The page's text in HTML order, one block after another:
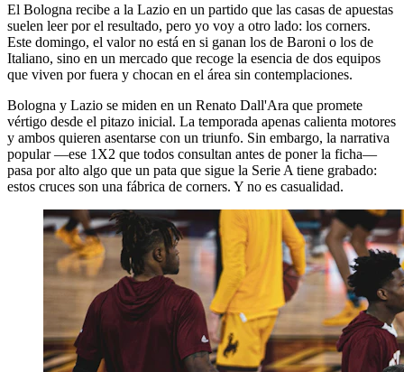
El Bologna recibe a la Lazio en un partido que las casas de apuestas
suelen leer por el resultado, pero yo voy a otro lado: los corners.
Este domingo, el valor no está en si ganan los de Baroni o los de
Italiano, sino en un mercado que recoge la esencia de dos equipos
que viven por fuera y chocan en el área sin contemplaciones.
Bologna y Lazio se miden en un Renato Dall'Ara que promete
vértigo desde el pitazo inicial. La temporada apenas calienta motores
y ambos quieren asentarse con un triunfo. Sin embargo, la narrativa
popular —ese 1X2 que todos consultan antes de poner la ficha—
pasa por alto algo que un pata que sigue la Serie A tiene grabado:
estos cruces son una fábrica de corners. Y no es casualidad.